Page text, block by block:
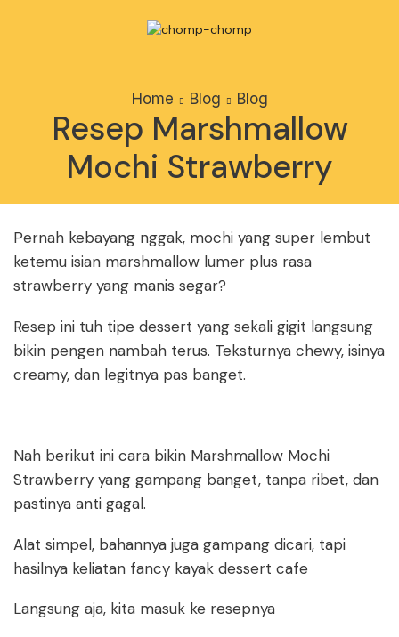
Home Blog Blog
Resep Marshmallow
Mochi Strawberry
Pernah kebayang nggak, mochi yang super lembut
ketemu isian marshmallow lumer plus rasa
strawberry yang manis segar?
Resep ini tuh tipe dessert yang sekali gigit langsung
bikin pengen nambah terus. Teksturnya chewy, isinya
creamy, dan legitnya pas banget.
Nah berikut ini cara bikin Marshmallow Mochi
Strawberry yang gampang banget, tanpa ribet, dan
pastinya anti gagal.
Alat simpel, bahannya juga gampang dicari, tapi
hasilnya keliatan fancy kayak dessert cafe
Langsung aja, kita masuk ke resepnya